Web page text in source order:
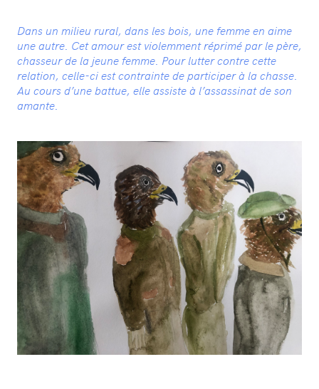
Dans un milieu rural, dans les bois, une femme en aime
une autre. Cet amour est violemment réprimé par le père,
chasseur de la jeune femme. Pour lutter contre cette
relation, celle-ci est contrainte de participer à la chasse.
Au cours d’une battue, elle assiste à l’assassinat de son
amante.